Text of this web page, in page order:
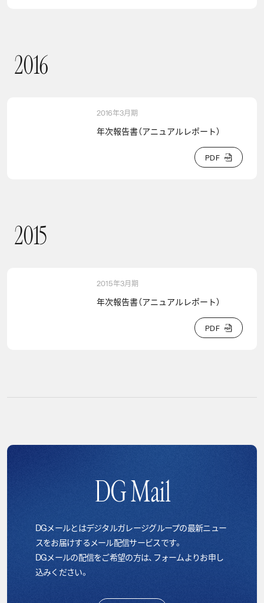
2016
2016
2016年3月期
年次報告書（アニュアルレポート）
PDF
PDF
2015
2015
2015年3月期
年次報告書（アニュアルレポート）
PDF
PDF
DG Mail
DGメールとはデジタルガレージグループの最新ニュー
スをお届けするメール配信サービスです。
DGメールの配信をご希望の方は、フォームよりお申し
込みください。